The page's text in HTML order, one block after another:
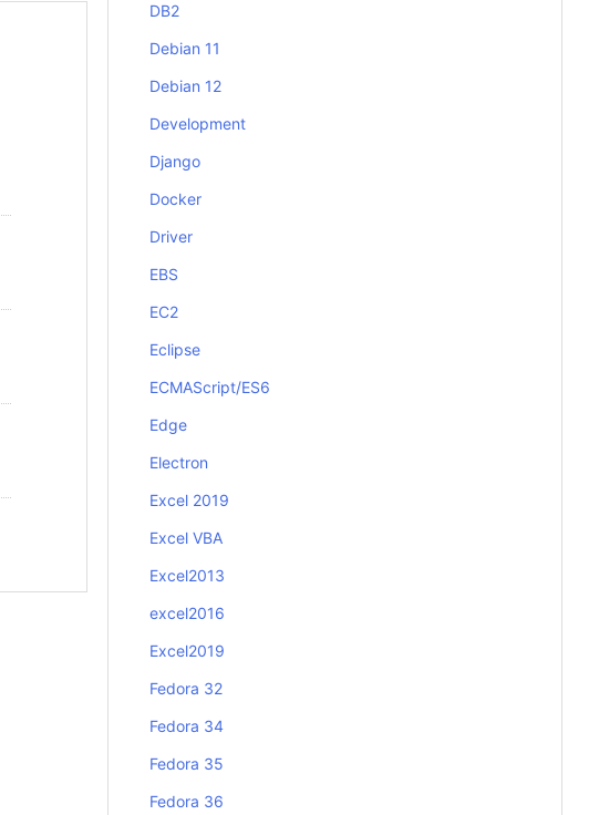
DB2
Debian 11
Debian 12
Development
Django
Docker
Driver
EBS
EC2
Eclipse
ECMAScript/ES6
Edge
Electron
Excel 2019
Excel VBA
Excel2013
excel2016
Excel2019
Fedora 32
Fedora 34
Fedora 35
Fedora 36